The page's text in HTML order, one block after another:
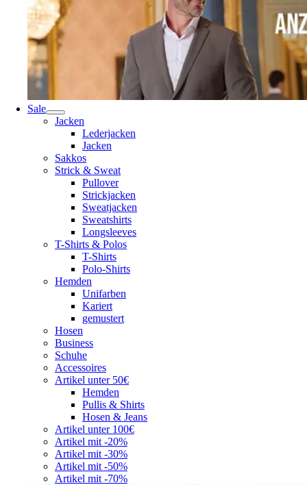
Sale
Jacken
Lederjacken
Jacken
Sakkos
Strick & Sweat
Pullover
Strickjacken
Sweatjacken
Sweatshirts
Longsleeves
T-Shirts & Polos
T-Shirts
Polo-Shirts
Hemden
Unifarben
Kariert
gemustert
Hosen
Business
Schuhe
Accessoires
Artikel unter 50€
Hemden
Pullis & Shirts
Hosen & Jeans
Artikel unter 100€
Artikel mit -20%
Artikel mit -30%
Artikel mit -50%
Artikel mit -70%